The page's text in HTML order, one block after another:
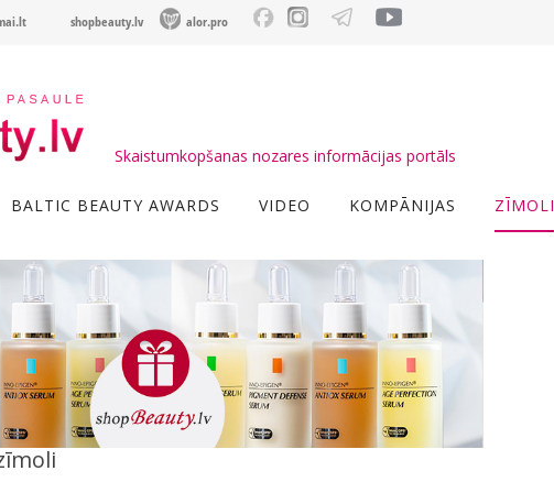
shopbeauty.lv alor.pro
Skaistumkopšanas nozares informācijas portāls
BALTIC BEAUTY AWARDS VIDEO KOMPĀNIJAS ZĪMOLI